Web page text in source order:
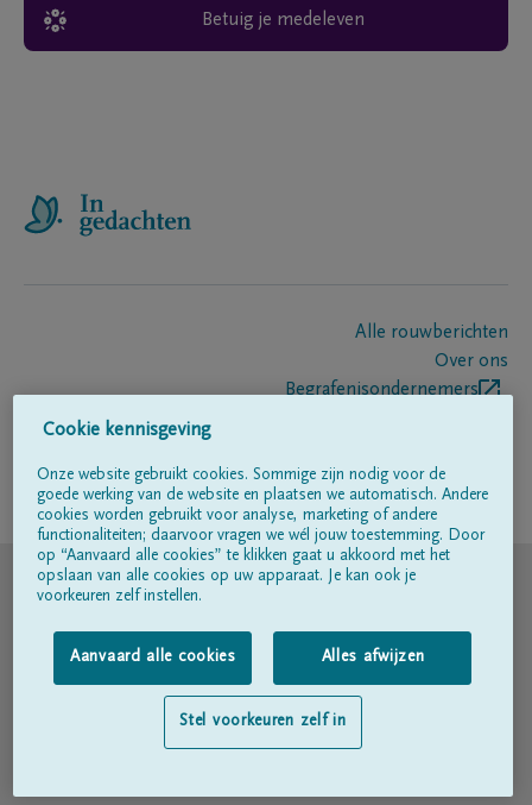
Betuig je medeleven
Alle rouwberichten
Over ons
Begrafenisondernemers
Volg ons op
© DELA
Gebruiksvoorwaarden
Privacyverklaring
Toegankelijkheidsverklaring
Cookie kennisgeving
Onze website gebruikt cookies. Sommige zijn nodig voor de
goede werking van de website en plaatsen we automatisch. Andere
cookies worden gebruikt voor analyse, marketing of andere
functionaliteiten; daarvoor vragen we wél jouw toestemming. Door
op “Aanvaard alle cookies” te klikken gaat u akkoord met het
opslaan van alle cookies op uw apparaat. Je kan ook je
voorkeuren zelf instellen.
Aanvaard alle cookies Alles afwijzen
Stel voorkeuren zelf in